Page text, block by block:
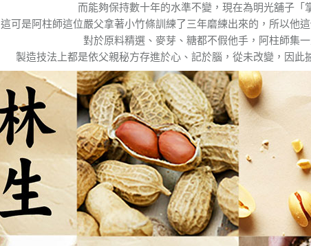
而能夠保持數十年的水準不變，現在為明光舖子「
這可是阿柱師這位嚴父拿著小竹條訓練了三年磨練出來的，所以他
對於原料精選、麥芽、糖都不假他手，阿柱師集
製造技法上都是依父親秘方存進於心、記於腦，從未改變，因此